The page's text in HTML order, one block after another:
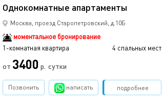
Однокомнатные апартаменты
Москва, проезд Старопетровский, д.10Б
моментальное бронирование
1-комнатная квартира
4 спальных мест
от 3400 р. сутки
подробнее
Позвонить написать Забронировать